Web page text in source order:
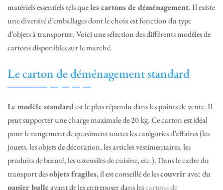
matériels essentiels tels queles cartons de déménagement. Il existe
une diversité d’emballages dont le choix est fonction du type
d’objets à transporter. Voici une sélection des différents modèles de
cartons disponibles sur le marché.
Le carton de déménagement standard
Le modèle standardest le plus répandu dans les points de vente. Il
peut supporter une charge maximale de 20 kg. Ce carton est idéal
pour le rangement de quasiment toutes les catégories d’affaires (les
jouets, les objets de décoration, les articles vestimentaires, les
produits de beauté, les ustensiles de cuisine, etc.). Dans le cadre du
transport desobjets fragiles, il est conseillé de lescouvriravec du
papier bulleavant de les entreposer dans lescartons de